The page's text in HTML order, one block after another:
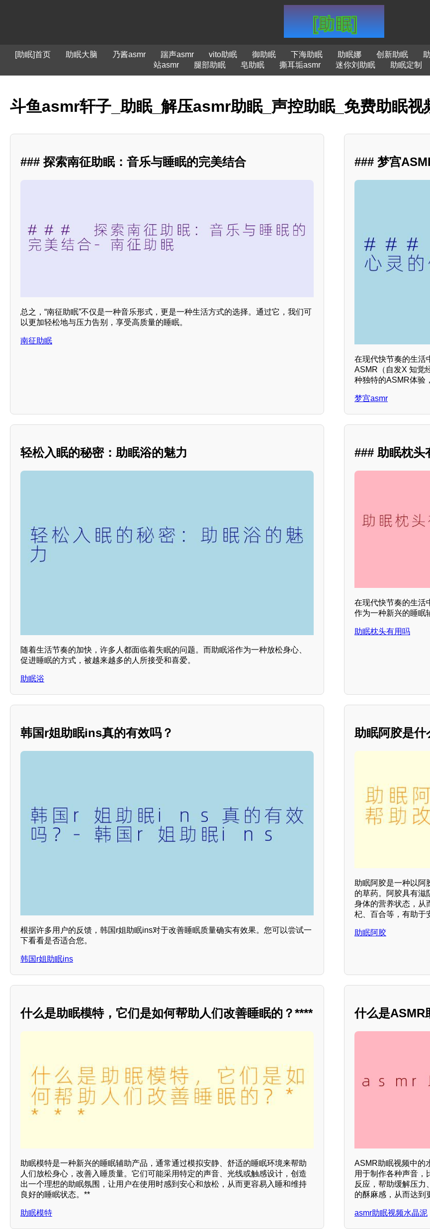
[助眠]首页 助眠大脑 乃酱asmr 踹声asmr vito助眠 御助眠 下海助眠 助眠娜 创新助眠
站asmr
腿部助眠 皂助眠 撕耳垢asmr 迷你刘助眠 助眠定制
斗鱼asmr轩子_助眠_解压asmr助眠_声控助眠_免费助眠视
### 探索南征助眠：音乐与睡眠的完美结合
总之，“南征助眠”不仅是一种音乐形式，更是一种生活方式的选择。通过它，我们可
以更加轻松地与压力告别，享受高质量的睡眠。
南征助眠
### 梦宫
在现代快节奏的生活
ASMR（自发X 知觉
种独特的ASMR体验
梦宫asmr
轻松入眠的秘密：助眠浴的魅力
随着生活节奏的加快，许多人都面临着失眠的问题。而助眠浴作为一种放松身心、
促进睡眠的方式，被越来越多的人所接受和喜爱。
助眠浴
### 助眠枕头
在现代快节奏的生活
作为一种新兴的睡眠
助眠枕头有用吗
韩国r姐助眠ins真的有效吗？
根据许多用户的反馈，韩国r姐助眠ins对于改善睡眠质量确实有效果。您可以尝试一
下看看是否适合您。
韩国r姐助眠ins
助眠阿胶是什
助眠阿胶是一种以阿
的草药。阿胶具有滋
身体的营养状态，从
杞、百合等，有助于
助眠阿胶
什么是助眠模特，它们是如何帮助人们改善睡眠的？****
助眠模特是一种新兴的睡眠辅助产品，通常通过模拟安静、舒适的睡眠环境来帮助
人们放松身心，改善入睡质量。它们可能采用特定的声音、光线或触感设计，创造
出一个理想的助眠氛围，让用户在使用时感到安心和放松，从而更容易入睡和维持
良好的睡眠状态。**
助眠模特
什么是ASMR
ASMR助眠视频中的
用于制作各种声音，
反应，帮助缓解压力
的酥麻感，从而达到
asmr助眠视频水晶泥